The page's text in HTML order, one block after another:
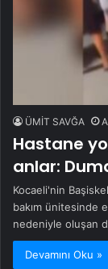
ÜMİT SAVĞA
Hastane
anlar:
Kocaeli'nin
bakım ünitesinde
nedeniyle oluşan
Devamını Oku »